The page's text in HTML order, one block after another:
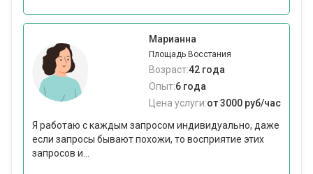
Марианна
Площадь Восстания
Возраст:42 года
Опыт:6 года
Цена услуги:от 3000 руб/час
Я работаю с каждым запросом индивидуально, даже
если запросы бывают похожи, то восприятие этих
запросов и...